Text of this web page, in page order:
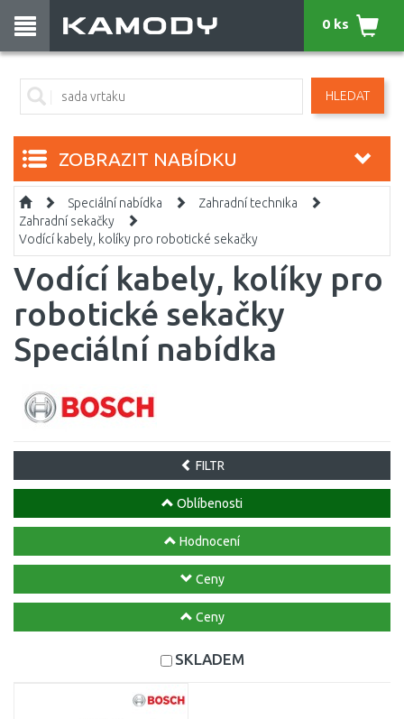
HLEDAT
0 ks
ZOBRAZIT NABÍDKU
Speciální nabídka
Zahradní technika
Zahradní sekačky
Vodící kabely, kolíky pro robotické sekačky
Vodící kabely, kolíky pro
robotické sekačky
Speciální nabídka
FILTR
Oblíbenosti
Hodnocení
Ceny
Ceny
SKLADEM